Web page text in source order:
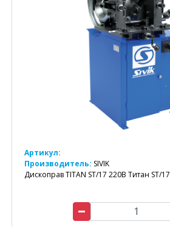
Артикул:
Производитель: SIVIK
Дископрав TITAN ST/17 220В Титан ST/17